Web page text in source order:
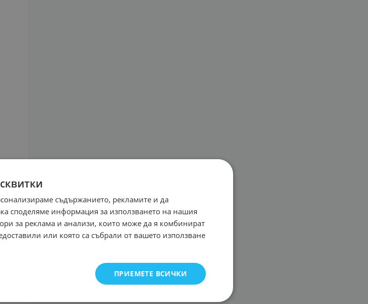
съдържанието, рекламите и да
споделяме информация за използването на нашия
за реклама и анализи, които може да я комбинират
или която са събрали от вашето използване
ПРИЕМЕТЕ ВСИЧКИ